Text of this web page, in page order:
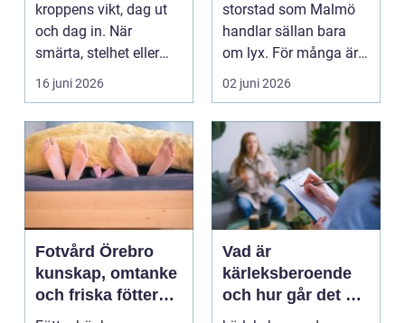
kroppens vikt, dag ut
och dag in. När
smärta, stelhet eller
felställningar uppstår...
16 juni 2026
storstad som Malmö
handlar sällan bara
om lyx. För många är
det ett sätt att h...
02 juni 2026
Fotvård Örebro
kunskap, omtanke
och friska fötter
året runt
Vad är
kärleksberoende
och hur går det att
bryta mönstret?